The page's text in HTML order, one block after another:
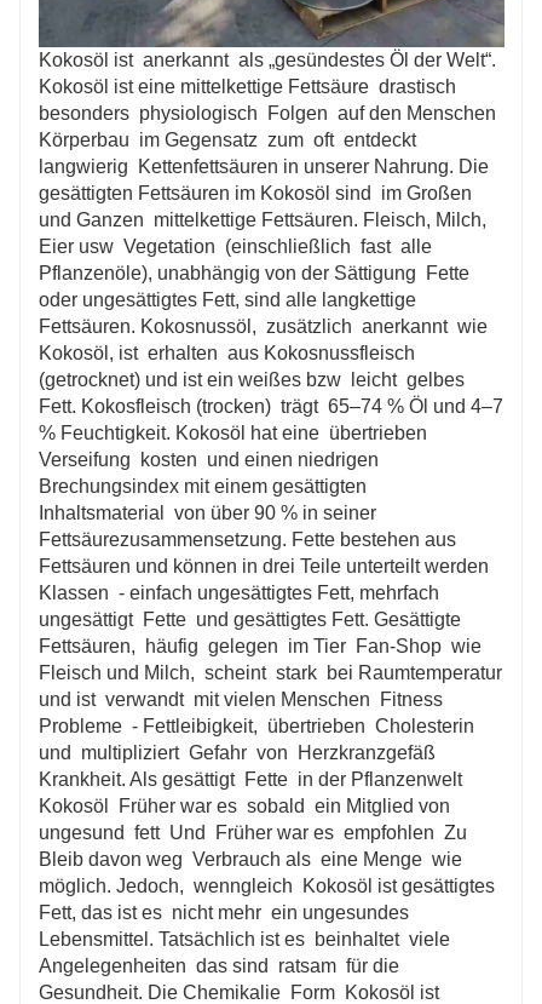
Kokosöl ist anerkannt als „gesündestes Öl der Welt“.
Kokosöl ist eine mittelkettige Fettsäure drastisch
besonders physiologisch Folgen auf den Menschen
Körperbau im Gegensatz zum oft entdeckt
langwierig Kettenfettsäuren in unserer Nahrung. Die
gesättigten Fettsäuren im Kokosöl sind im Großen
und Ganzen mittelkettige Fettsäuren. Fleisch, Milch,
Eier usw Vegetation (einschließlich fast alle
Pflanzenöle), unabhängig von der Sättigung Fette
oder ungesättigtes Fett, sind alle langkettige
Fettsäuren. Kokosnussöl, zusätzlich anerkannt wie
Kokosöl, ist erhalten aus Kokosnussfleisch
(getrocknet) und ist ein weißes bzw leicht gelbes
Fett. Kokosfleisch (trocken) trägt 65–74 % Öl und 4–7
% Feuchtigkeit. Kokosöl hat eine übertrieben
Verseifung kosten und einen niedrigen
Brechungsindex mit einem gesättigten
Inhaltsmaterial von über 90 % in seiner
Fettsäurezusammensetzung. Fette bestehen aus
Fettsäuren und können in drei Teile unterteilt werden
Klassen - einfach ungesättigtes Fett, mehrfach
ungesättigt Fette und gesättigtes Fett. Gesättigte
Fettsäuren, häufig gelegen im Tier Fan-Shop wie
Fleisch und Milch, scheint stark bei Raumtemperatur
und ist verwandt mit vielen Menschen Fitness
Probleme - Fettleibigkeit, übertrieben Cholesterin
und multipliziert Gefahr von Herzkranzgefäß
Krankheit. Als gesättigt Fette in der Pflanzenwelt
Kokosöl Früher war es sobald ein Mitglied von
ungesund fett Und Früher war es empfohlen Zu
Bleib davon weg Verbrauch als eine Menge wie
möglich. Jedoch, wenngleich Kokosöl ist gesättigtes
Fett, das ist es nicht mehr ein ungesundes
Lebensmittel. Tatsächlich ist es beinhaltet viele
Angelegenheiten das sind ratsam für die
Gesundheit. Die Chemikalie Form Kokosöl ist